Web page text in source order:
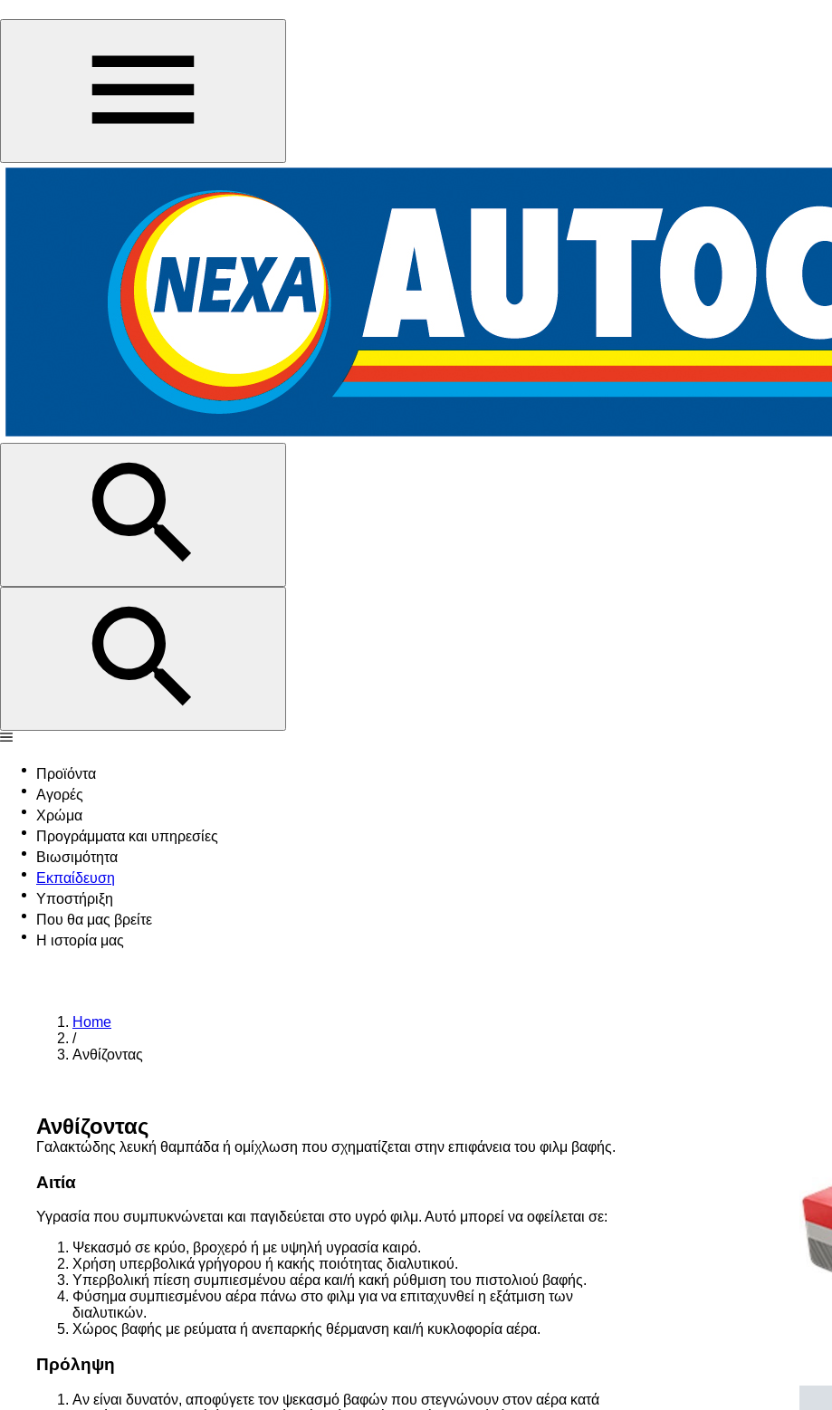
Προϊόντα
Αγορές
Χρώμα
Προγράμματα και υπηρεσίες
Βιωσιμότητα
Εκπαίδευση
Υποστήριξη
Που θα μας βρείτε
Η ιστορία μας
Home
/
Ανθίζοντας
Ανθίζοντας
Γαλακτώδης λευκή θαμπάδα ή ομίχλωση που σχηματίζεται στην επιφάνεια του φιλμ βαφής.
Αιτία
Υγρασία που συμπυκνώνεται και παγιδεύεται στο υγρό φιλμ. Αυτό μπορεί να οφείλεται σε:
Ψεκασμό σε κρύο, βροχερό ή με υψηλή υγρασία καιρό.
Χρήση υπερβολικά γρήγορου ή κακής ποιότητας διαλυτικού.
Υπερβολική πίεση συμπιεσμένου αέρα και/ή κακή ρύθμιση του πιστολιού βαφής.
Φύσημα συμπιεσμένου αέρα πάνω στο φιλμ για να επιταχυνθεί η εξάτμιση των
διαλυτικών.
Χώρος βαφής με ρεύματα ή ανεπαρκής θέρμανση και/ή κυκλοφορία αέρα.
Πρόληψη
Αν είναι δυνατόν, αποφύγετε τον ψεκασμό βαφών που στεγνώνουν στον αέρα κατά